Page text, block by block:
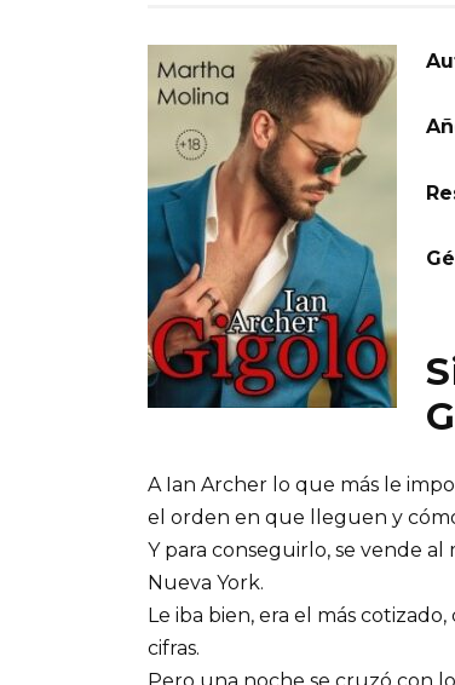
A Ian Archer lo que más le
el orden en que lleguen y
Y para conseguirlo, se vende
Nueva York.
Le iba bien, era el más
cifras.